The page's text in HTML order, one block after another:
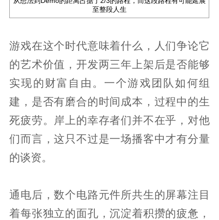
至整段人生
游戏在这个时代意味着什么，人们争论它
的艺术价值，开发两三年上架后是否能够
实现的财富自由。一个游戏团队如何组
建，是否有磨合的时间成本，过程中的生
死疲劳。岸上的幸存者们并不在乎，对他
们而言，这只不过是一场播客中才有分量
的谈资。
通电后，数个电路元件所共生的屏幕注目
着每张独立的面孔，沉淀着积攒的疲惫，